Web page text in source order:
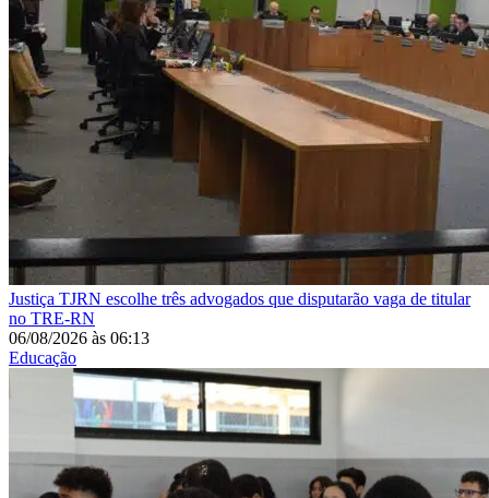
Justiça TJRN escolhe três advogados que disputarão vaga de titular
no TRE-RN
06/08/2026 às 06:13
Educação